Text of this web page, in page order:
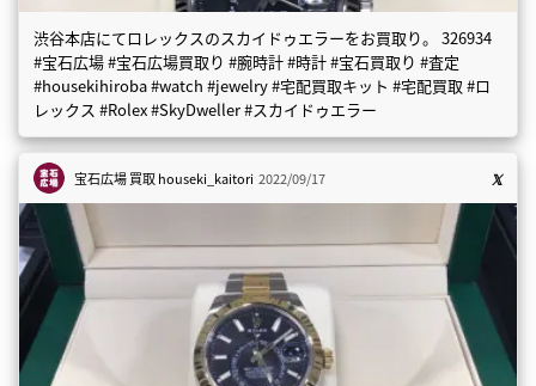
渋谷本店にてロレックスのスカイドゥエラーをお買取り。 326934
#宝石広場 #宝石広場買取り #腕時計 #時計 #宝石買取り #査定
#housekihiroba #watch #jewelry #宅配買取キット #宅配買取 #ロ
レックス #Rolex #SkyDweller #スカイドゥエラー
宝石広場 買取houseki_kaitori 2022/09/17